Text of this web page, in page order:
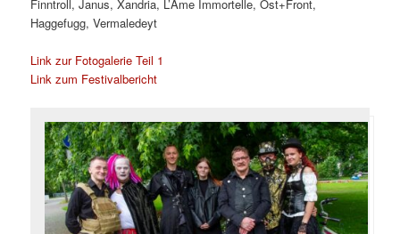
Finntroll, Janus, Xandria, L’Âme Immortelle, Ost+Front,
Haggefugg, Vermaledeyt
Link zur Fotogalerie Teil 1
Link zum Festivalbericht